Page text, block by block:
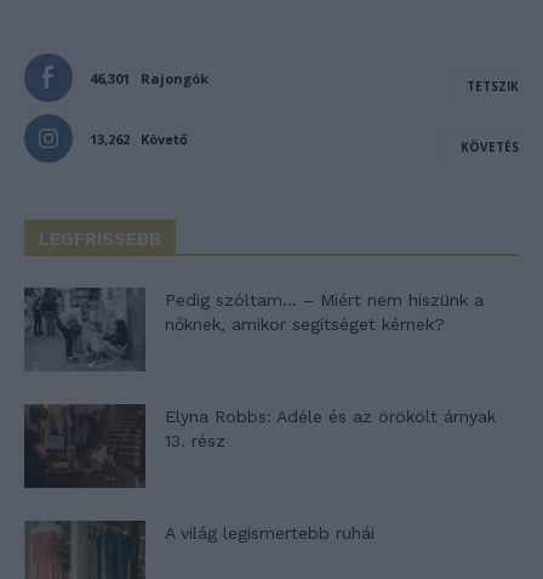
46,301 Rajongók TETSZIK
13,262 Követő KÖVETÉS
LEGFRISSEBB
Pedig szóltam… – Miért nem hiszünk a
nőknek, amikor segítséget kérnek?
Elyna Robbs: Adéle és az örökölt árnyak
13. rész
A világ legismertebb ruhái